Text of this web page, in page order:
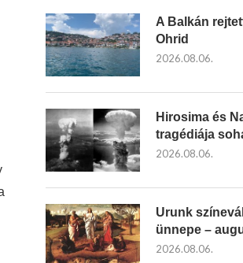
A Balkán
Ohrid
2026.08.06.
Hirosima és
tragédiája
2026.08.06.
Urunk
ünnepe –
2026.08.06.